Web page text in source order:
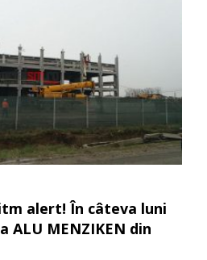
alert! În câteva luni
ALU MENZIKEN din